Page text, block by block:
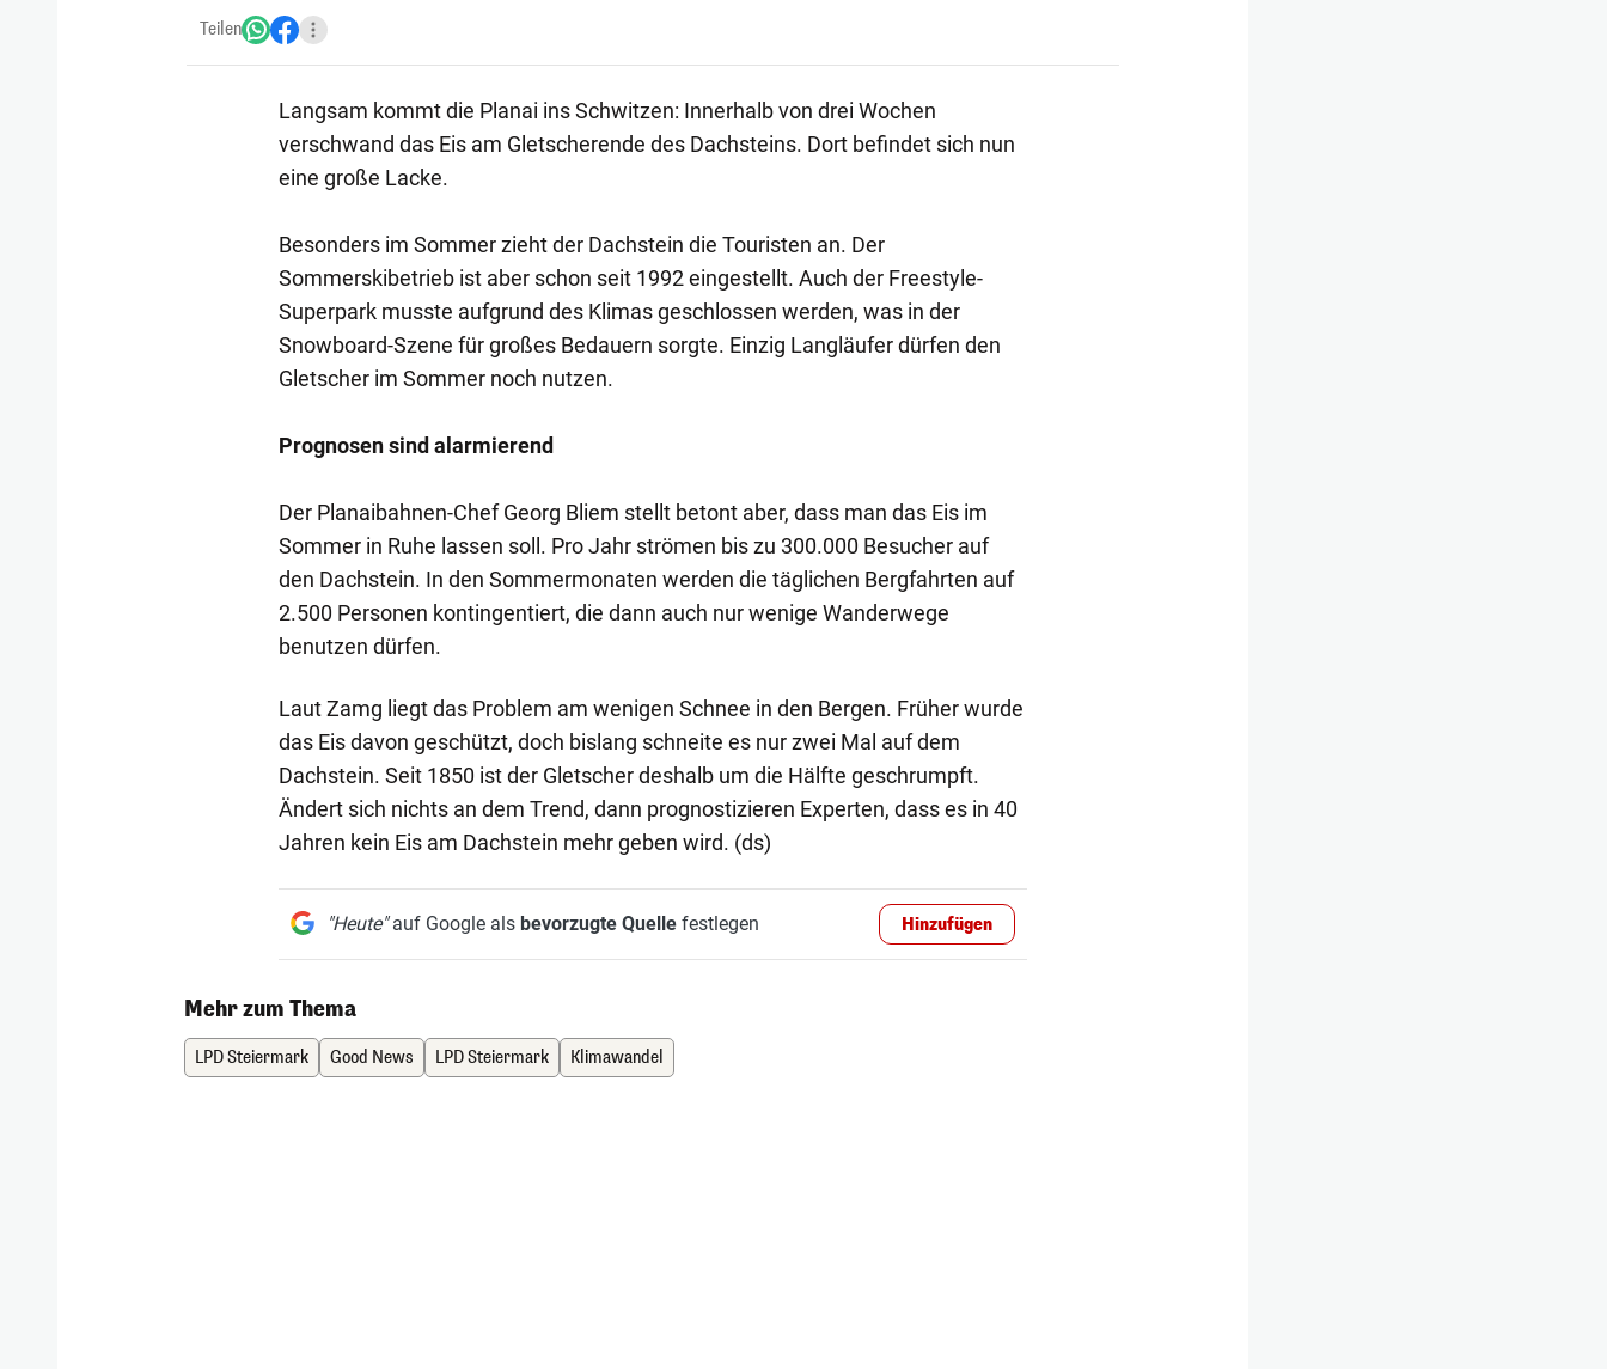
Teilen
Langsam kommt die Planai ins Schwitzen: Innerhalb von drei Wochen
verschwand das Eis am Gletscherende des Dachsteins. Dort befindet sich nun
eine große Lacke.
Besonders im Sommer zieht der Dachstein die Touristen an. Der
Sommerskibetrieb ist aber schon seit 1992 eingestellt. Auch der Freestyle-
Superpark musste aufgrund des Klimas geschlossen werden, was in der
Snowboard-Szene für großes Bedauern sorgte. Einzig Langläufer dürfen den
Gletscher im Sommer noch nutzen.
Prognosen sind alarmierend
Der Planaibahnen-Chef Georg Bliem stellt betont aber, dass man das Eis im
Sommer in Ruhe lassen soll. Pro Jahr strömen bis zu 300.000 Besucher auf
den Dachstein. In den Sommermonaten werden die täglichen Bergfahrten auf
2.500 Personen kontingentiert, die dann auch nur wenige Wanderwege
benutzen dürfen.
Laut Zamg liegt das Problem am wenigen Schnee in den Bergen. Früher wurde
das Eis davon geschützt, doch bislang schneite es nur zwei Mal auf dem
Dachstein. Seit 1850 ist der Gletscher deshalb um die Hälfte geschrumpft.
Ändert sich nichts an dem Trend, dann prognostizieren Experten, dass es in 40
Jahren kein Eis am Dachstein mehr geben wird. (ds)
"Heute"auf Google als bevorzugte Quellefestlegen Hinzufügen
Mehr zum Thema
LPD Steiermark Good News LPD Steiermark Klimawandel